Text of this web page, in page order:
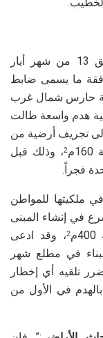
في ساعات المساء من يوم الاثنين الموافق 13 من شهر أيار
ما يسمى ضابط
قرية حارس شمال غرب
هدم واسعة طالت
تجريف أرضية من
2، وذلك قبل
فجراً.
ملكيتها للمواطن
(41 عاماً) حيث شرع في إنشاء المبنى
2، وقد ادعى
في مطلع شهر
تلقيه أي إخطار
في الأول من